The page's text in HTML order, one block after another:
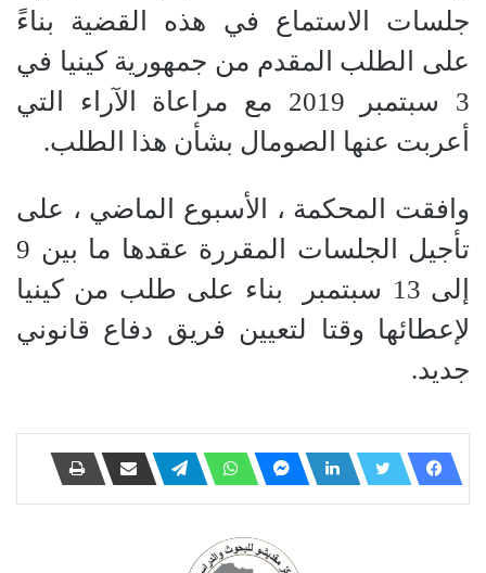
جلسات الاستماع في هذه القضية بناءً
على الطلب المقدم من جمهورية كينيا في
3 سبتمبر 2019 مع مراعاة الآراء التي
أعربت عنها الصومال بشأن هذا الطلب.
وافقت المحكمة ، الأسبوع الماضي ، على
تأجيل الجلسات المقررة عقدها ما بين 9
إلى 13 سبتمبر
بناء على طلب من كينيا
لإعطائها وقتا لتعيين فريق دفاع قانوني
جديد.